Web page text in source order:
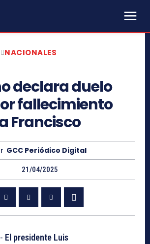
NACIONALES
declara duelo
fallecimiento
Francisco
GCC Periódico Digital
21/04/2025
El presidente Luis